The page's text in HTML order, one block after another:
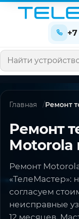
Поиск по сайту
Главная Ремонт
Ремонт
Motorola
Ремонт
«ТелеМастер»:
согласуем
неисправные